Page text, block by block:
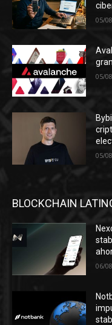
05/
05/
05/
BLOCKCHAIN
06/